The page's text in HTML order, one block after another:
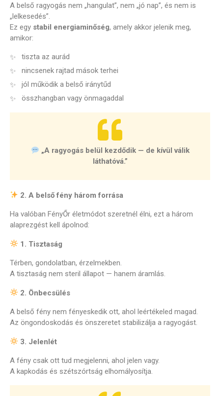
A belső ragyogás nem „hangulat”, nem „jó nap”, és nem is
„lelkesedés”.
Ez egy stabil energiaminőség, amely akkor jelenik meg,
amikor:
tiszta az aurád
nincsenek rajtad mások terhei
jól működik a belső iránytűd
összhangban vagy önmagaddal
„A ragyogás belül kezdődik — de kívül válik
láthatóvá.”
2. A belső fény három forrása
Ha valóban FényŐr életmódot szeretnél élni, ezt a három
alaprezgést kell ápolnod:
1. Tisztaság
Térben, gondolatban, érzelmekben.
A tisztaság nem steril állapot — hanem áramlás.
2. Önbecsülés
A belső fény nem fényeskedik ott, ahol leértékeled magad.
Az öngondoskodás és önszeretet stabilizálja a ragyogást.
3. Jelenlét
A fény csak ott tud megjelenni, ahol jelen vagy.
A kapkodás és szétszórtság elhomályosítja.